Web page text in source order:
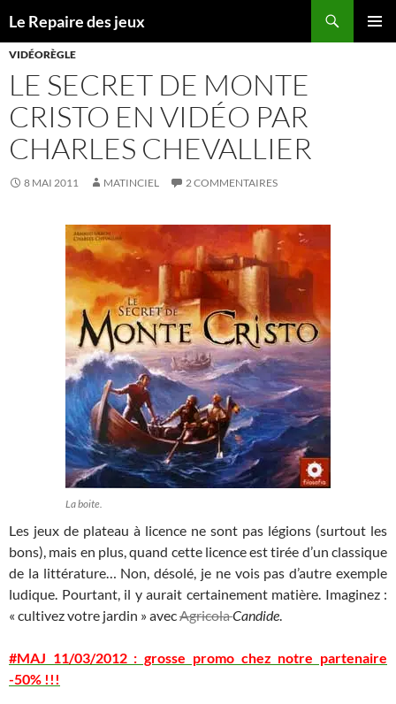
Le Repaire des jeux
AU
CONTENU
VIDÉORÈGLE
LE SECRET DE MONTE
CRISTO EN VIDÉO PAR
CHARLES CHEVALLIER
8 MAI 2011 MATINCIEL 2 COMMENTAIRES
La boite.
Les jeux de plateau à licence ne sont pas légions (surtout les
bons), mais en plus, quand cette licence est tirée d’un classique
de la littérature… Non, désolé, je ne vois pas d’autre exemple
ludique. Pourtant, il y aurait certainement matière. Imaginez :
« cultivez votre jardin » avecAgricolaCandide.
#MAJ 11/03/2012 : grosse promo chez notre partenaire
-50% !!!